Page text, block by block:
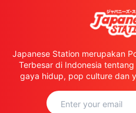
Japanese Station merupakan
Terbesar di Indonesia
gaya hidup, pop culture dan